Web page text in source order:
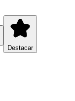
Destacar